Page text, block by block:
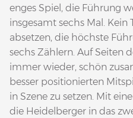
enges Spiel, die Führung
insgesamt sechs Mal.
absetzen, die höchste
sechs Zählern. Auf Seiten
immer wieder, schön
besser positionierten
in Szene zu setzen. Mit
die Heidelberger in das